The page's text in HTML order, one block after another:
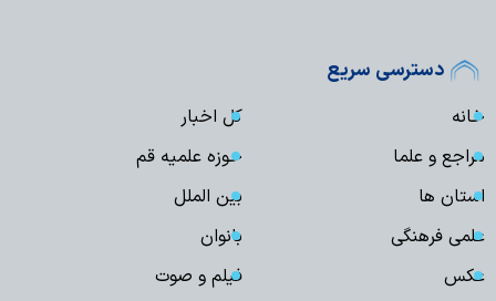
دسترسی سریع
خانه
کل اخبار
مراجع و علما
حوزه علمیه قم
استان ها
بین الملل
علمی فرهنگی
بانوان
عکس
فیلم و صوت